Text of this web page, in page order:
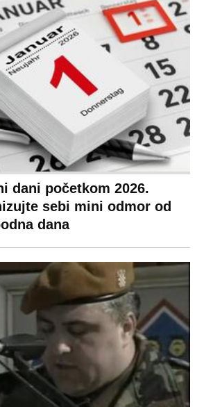
dani početkom 2026.
sebi mini odmor od
dana